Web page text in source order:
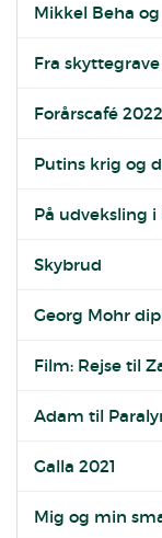
Mikkel Beha
Fra
Forårscafé 2022
Putins krig og
På udveksling i
Skybrud
Georg Mohr
Film: Rejse til
Adam til
Galla 2021
Mig og min